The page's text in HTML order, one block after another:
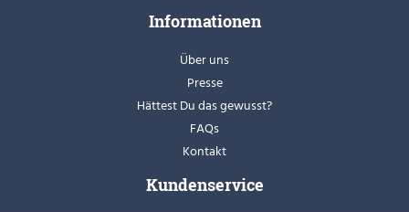
Informationen
Über uns
Presse
Hättest Du das gewusst?
FAQs
Kontakt
Kundenservice